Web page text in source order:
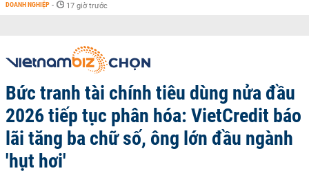
DOANH NGHIỆP - 17 giờ trước
Bức tranh tài chính tiêu dùng nửa đầu
2026 tiếp tục phân hóa: VietCredit báo
lãi tăng ba chữ số, ông lớn đầu ngành
'hụt hơi'